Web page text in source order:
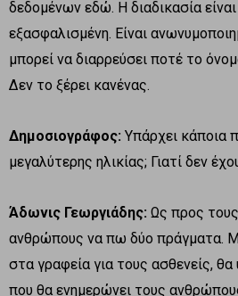
δεδομένων εδώ. Η διαδικασία
εξασφαλισμένη. Είναι
μπορεί να διαρρεύσει ποτέ το
Δεν το ξέρει κανένας.
Δημοσιογράφος: Υπάρχει κάποια
μεγαλύτερης ηλικίας; Γιατί δεν
Άδωνις Γεωργιάδης: Ως προς
ανθρώπους να πω δύο πράγματα.
στα γραφεία για τους ασθενείς,
που θα ενημερώνει τους